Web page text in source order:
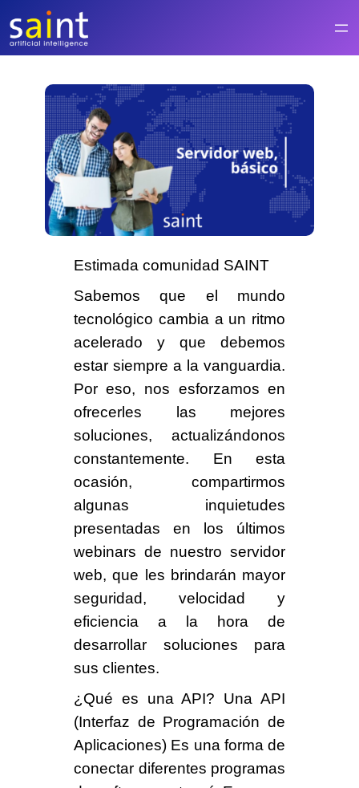
contenido
Estimada comunidad SAINT
Sabemos que el mundo
tecnológico cambia a un ritmo
acelerado y que debemos
estar siempre a la vanguardia.
Por eso, nos esforzamos en
ofrecerles las mejores
soluciones, actualizándonos
constantemente. En esta
ocasión, compartirmos
algunas inquietudes
presentadas en los últimos
webinars de nuestro servidor
web, que les brindarán mayor
seguridad, velocidad y
eficiencia a la hora de
desarrollar soluciones para
sus clientes.
¿Qué es una API? Una API
(Interfaz de Programación de
Aplicaciones) Es una forma de
conectar diferentes programas